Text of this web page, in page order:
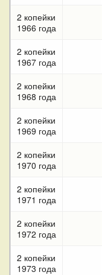
2 копейки
1966 года
2 копейки
1967 года
2 копейки
1968 года
2 копейки
1969 года
2 копейки
1970 года
2 копейки
1971 года
2 копейки
1972 года
2 копейки
1973 года